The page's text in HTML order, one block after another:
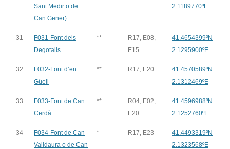
Sant Medir o de
Can Gener)
2.1189770ºE
31
F031-Font dels
Degotalls
**
R17, E08,
E15
41.4654399ºN
2.1295900ºE
32
F032-Font d’en
Güell
** R17, E20
41.4570589ºN
2.1312469ºE
33
F033-Font de Can
Cerdà
**
R04, E02,
E20
41.4596988ºN
2.1252760ºE
34
F034-Font de Can
Valldaura o de Can
* R17, E23
41.4493319ºN
2.1323568ºE